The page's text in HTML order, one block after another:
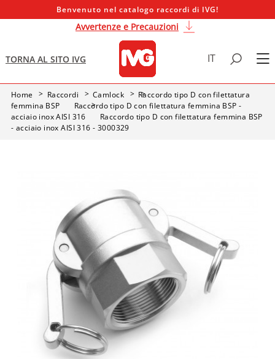
Benvenuto nel catalogo raccordi di IVG!
Avvertenze e Precauzioni
TORNA AL SITO IVG IT
Home Raccordi Camlock
Raccordo tipo D con filettatura
femmina BSP
Raccordo tipo D con filettatura femmina BSP -
acciaio inox AISI 316
Raccordo tipo D con filettatura femmina BSP
- acciaio inox AISI 316 - 3000329